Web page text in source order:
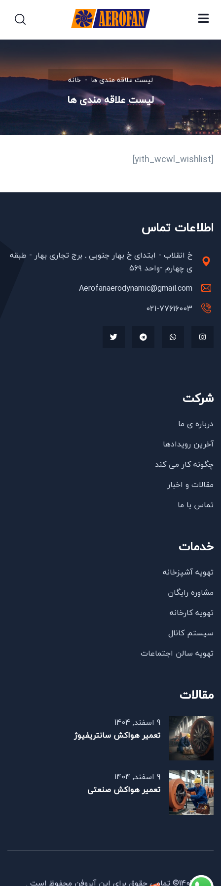
خانه لیست علاقه مندی ها
لیست علاقه مندی ها
[yith_wcwl_wishlist]
اطلاعات تماس
خ انقلاب - ابتدای خ بهار جنوبی ـ برج تجاری بهار - طبقه
ی چهارم -واحد ۵۶۹
Aerofanaerodynamic@gmail.com
021-77616003
شرکت
درباره ی ما
آخرین رویدادها
چگونه کار می کند
مقالات و اخبار
تماس با ما
خدمات
تهویه آشپزخانه
مشاوره رایگان
تهویه کارخانه
سیستم کانال
تهویه سالن اجتماعات
مقالات
9 اسفند, 1404
تعمیر هواکش سانتریفیوژ
9 اسفند, 1404
تعمیر هواکش صنعتی
1403© تمامی حقوق برای این آیروفن محفوظ است .